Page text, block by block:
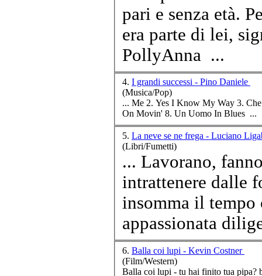
pari e senza età.
era parte di lei,
PollyAnna ...
4.
I grandi successi - Pino Daniele
(Musica/Pop)
On Movin' 8. Un Uomo In Blues ...
5. La neve se ne frega - Luciano
(Libri/Fumetti)
... Lavorano,
intrattenere dalle
insomma il tempo
appassionata
6. Balla coi lupi - Kevin Costner
(Film/Western)